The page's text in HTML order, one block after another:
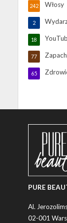
Włosy
242
2
18
77
65
PURE
Al.
02-001